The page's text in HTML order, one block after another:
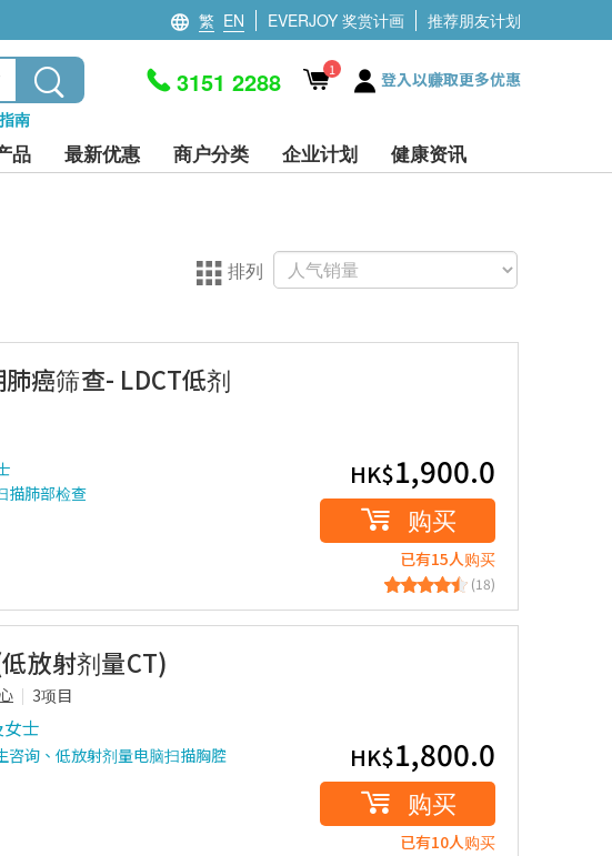
繁 EN EVERJOY 奖赏计画 推荐朋友计划
南
3151 2288 1 登入以赚取更多优惠
品 最新优惠 商户分类 企业计划 健康资讯
排列
癌筛查- LDCT低剂
描肺部检查
HK$1,900.0
购买
已有15人购买
(18)
放射剂量CT)
3项目
士
咨询、低放射剂量电脑扫描胸腔
HK$1,800.0
购买
已有10人购买